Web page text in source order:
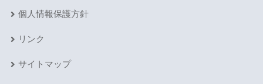
個人情報保護方針
リンク
サイトマップ